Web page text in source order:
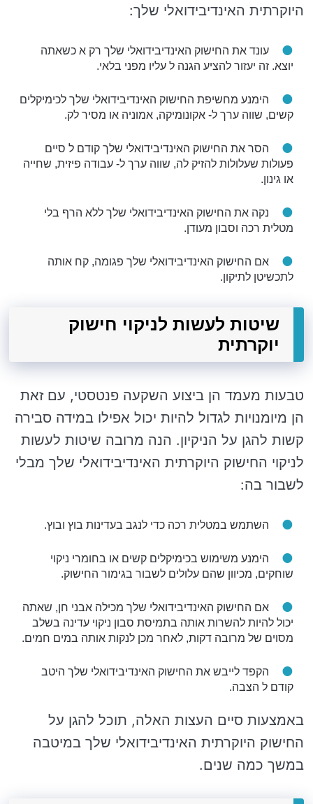
היוקרתית האינדיבידואלי שלך:
עונד את החישוק האינדיבידואלי שלך רק א כשאתה
יוצא. זה יעזור להציע הגנה ל עליו מפני בלאי.
הימנע מחשיפת החישוק האינדיבידואלי שלך לכימיקלים
קשים, שווה ערך ל- אקונומיקה, אמוניה או מסיר לק.
הסר את החישוק האינדיבידואלי שלך קודם ל סיים
פעולות שעלולות להזיק לה, שווה ערך ל- עבודה פיזית, שחייה
או גינון.
נקה את החישוק האינדיבידואלי שלך ללא הרף בלי
מטלית רכה וסבון מעודן.
אם החישוק האינדיבידואלי שלך פגומה, קח אותה
לתכשיטן לתיקון.
שיטות לעשות לניקוי חישוק
יוקרתית
טבעות מעמד הן ביצוע השקעה פנטסטי, עם זאת
הן מיומנויות לגדול להיות יכול אפילו במידה סבירה
קשות להגן על הניקיון. הנה מרובה שיטות לעשות
לניקוי החישוק היוקרתית האינדיבידואלי שלך מבלי
לשבור בה:
השתמש במטלית רכה כדי לנגב בעדינות בוץ ובוץ.
הימנע משימוש בכימיקלים קשים או בחומרי ניקוי
שוחקים, מכיוון שהם עלולים לשבור בגימור החישוק.
אם החישוק האינדיבידואלי שלך מכילה אבני חן, שאתה
יכול להיות להשרות אותה בתמיסת סבון ניקוי עדינה בשלב
מסוים של מרובה דקות, לאחר מכן לנקות אותה במים חמים.
הקפד לייבש את החישוק האינדיבידואלי שלך היטב
קודם ל הצבה.
באמצעות סיים העצות האלה, תוכל להגן על
החישוק היוקרתית האינדיבידואלי שלך במיטבה
במשך כמה שנים.